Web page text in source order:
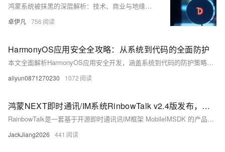
鸿蒙系统被抹黑的深层解析：技术、商业与地缘政治的复杂博弈-优雅草卓伊凡
卓伊凡 756
HarmonyOS应用安全全攻略：从系统到代码的全面防护
本文全面解析HarmonyOS应用安全开发，涵盖系统到代码的防护策略。首先介绍HarmonyOS三层安全体系：系统安全层、开发工具层与应用生态层。接着详解设备与数据安全等级划分，提供分级加密实战代码，包括文件读写与HUKS高级加密案例。最后总结开发最佳实践，强调数据分类、最小权限、加密常态及传输安全保障，助你构建更安全的应用。保护用户数据不仅是功能需求，更是开发者责任！
aliyun0871270230 1072
鸿蒙NEXT即时通讯/IM系统RinbowTalk v2.4版发布，基于MobileIMSDK框架、ArkTS编写
RainbowTalk是一套基于开源即时通讯讯IM框架 MobileIMSDK 的产品级鸿蒙NEXT端IM系统。纯ArkTS编写、全新开发，没有套壳、也没走捷径，每一行代码都够“纯血”。与姊妹产品RainbowChat和RainbowChat-Web 技术同源，历经考验。
JackJiang2026 441